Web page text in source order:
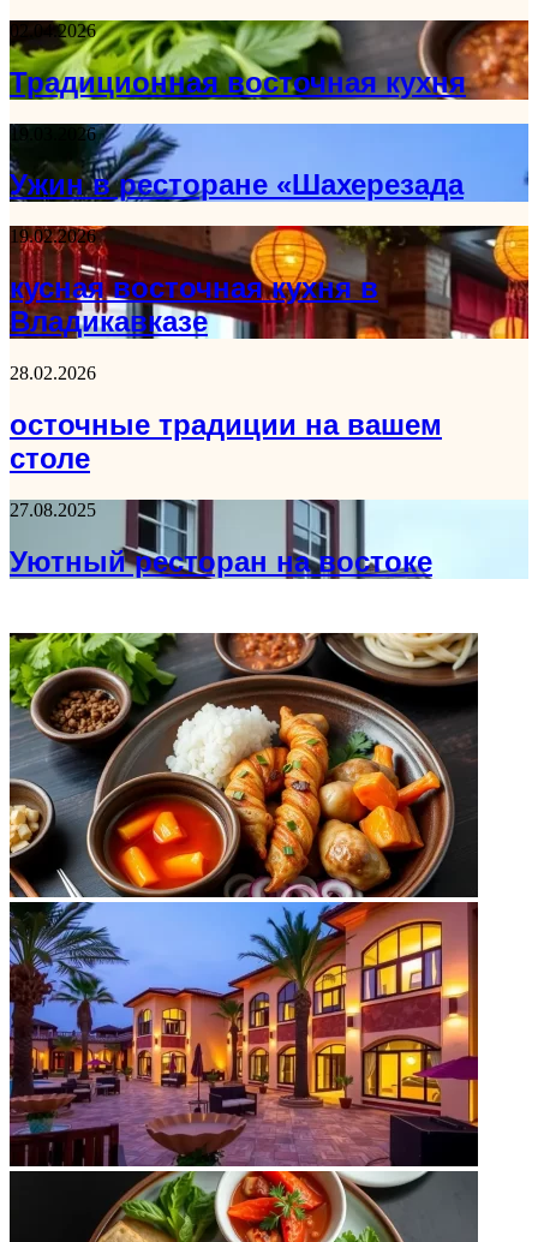
02.04.2026
Традиционная восточная кухня
19.03.2026
Ужин в ресторане «Шахерезада
19.02.2026
кусная восточная кухня в
Владикавказе
28.02.2026
осточные традиции на вашем
столе
27.08.2025
Уютный ресторан на востоке